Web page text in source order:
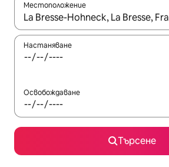
Местоположение
Когато резултатите се покажат,
Настаняване
Освобождаване
Търсене